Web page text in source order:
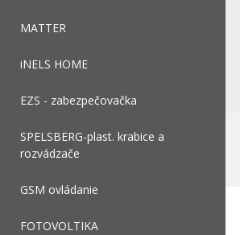
MATTER
iNELS HOME
EZS - zabezpečovačka
SPELSBERG-plast. krabice a
rozvádzače
GSM ovládanie
FOTOVOLTIKA